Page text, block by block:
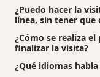
¿Puedo hacer la
línea, sin tener que
¿Cómo se realiza
finalizar la visita?
¿Qué idiomas